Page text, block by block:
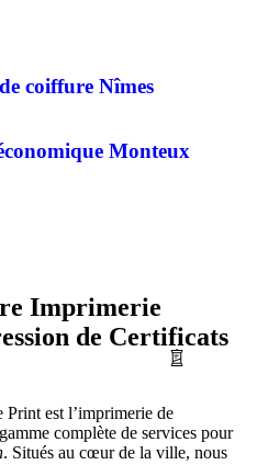
coiffure Nîmes
Monteux
Imprimerie
de Certificats
Print est l’imprimerie de
complète de services pour
. Situés au cœur de la ville, nous